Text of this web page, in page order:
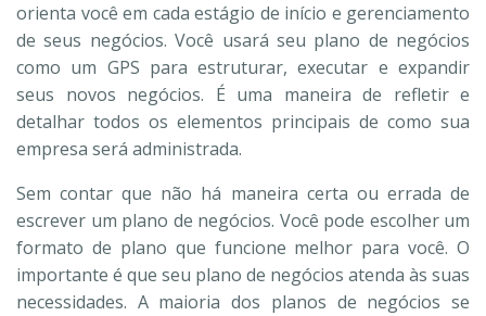
orienta você em cada estágio de início e gerenciamento
de seus negócios. Você usará seu plano de negócios
como um GPS para estruturar, executar e expandir
seus novos negócios. É uma maneira de refletir e
detalhar todos os elementos principais de como sua
empresa será administrada.
Sem contar que não há maneira certa ou errada de
escrever um plano de negócios. Você pode escolher um
formato de plano que funcione melhor para você. O
importante é que seu plano de negócios atenda às suas
necessidades. A maioria dos planos de negócios se